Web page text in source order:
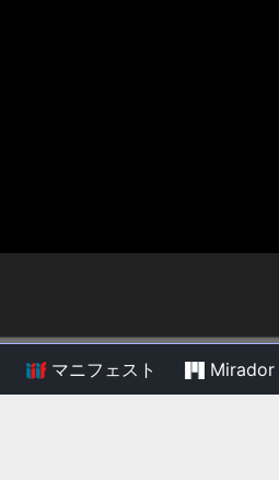
マニフェスト Mirador